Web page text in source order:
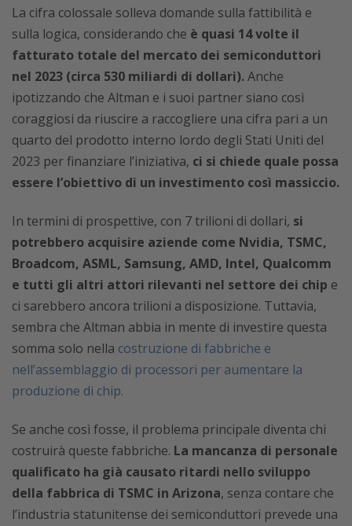
La cifra colossale solleva domande sulla fattibilità e
sulla logica, considerando che è quasi 14 volte il
fatturato totale del mercato dei semiconduttori
nel 2023 (circa 530 miliardi di dollari).Anche
ipotizzando che Altman e i suoi partner siano così
coraggiosi da riuscire a raccogliere una cifra pari a un
quarto del prodotto interno lordo degli Stati Uniti del
2023 per finanziare l’iniziativa, ci si chiede quale possa
essere l’obiettivo di un investimento così massiccio.
In termini di prospettive, con 7 trilioni di dollari, si
potrebbero acquisire aziende come Nvidia, TSMC,
Broadcom, ASML, Samsung, AMD, Intel, Qualcomm
e tutti gli altri attori rilevanti nel settore dei chip e
ci sarebbero ancora trilioni a disposizione. Tuttavia,
sembra che Altman abbia in mente di investire questa
somma solo nella costruzione di fabbriche e
nell’assemblaggio di processori per aumentare la
produzione di chip.
Se anche così fosse, il problema principale diventa chi
costruirà queste fabbriche. La mancanza di personale
qualificato ha già causato ritardi nello sviluppo
della fabbrica di TSMC in Arizona, senza contare che
l’industria statunitense dei semiconduttori prevede una